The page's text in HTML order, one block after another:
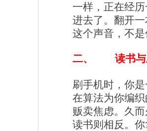
一样，正在经
进去了。翻开
这个声音，不是
二、 读书
刷手机时，你
在算法为你编
贩卖焦虑。久
读书则相反。